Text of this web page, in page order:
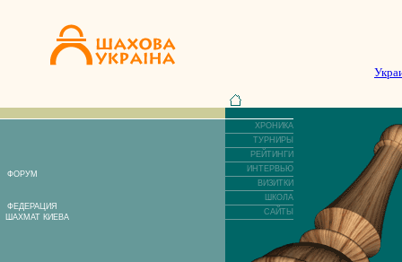
ФОРУМ
ФЕДЕРАЦИЯ
ШАХМАТ КИЕВА
ХРОНИКА
ТУРНИРЫ
РЕЙТИНГИ
ИНТЕРВЬЮ
ВИЗИТКИ
ШКОЛА
САЙТЫ